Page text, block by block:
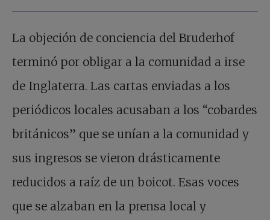
La objeción de conciencia del Bruderhof
terminó por obligar a la comunidad a irse
de Inglaterra. Las cartas enviadas a los
periódicos locales acusaban a los “cobardes
británicos” que se unían a la comunidad y
sus ingresos se vieron drásticamente
reducidos a raíz de un boicot. Esas voces
que se alzaban en la prensa local y